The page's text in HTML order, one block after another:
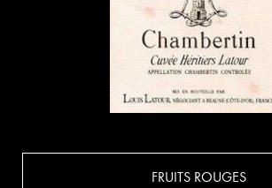
FRUITS ROUGES